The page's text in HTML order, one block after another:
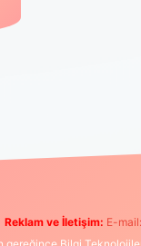
Reklam ve İletişim: E-mail: